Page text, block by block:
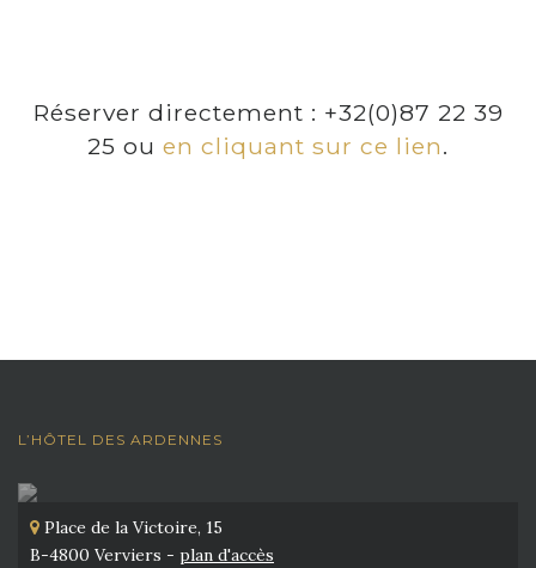
Réserver directement : +32(0)87 22 39
25 ou en cliquant sur ce lien.
L’HÔTEL DES ARDENNES
Place de la Victoire, 15
B-4800 Verviers - plan d'accès